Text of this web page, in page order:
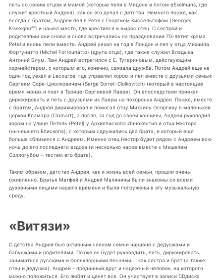
петь со своим отцом и мамой (которые пели в Медоне и потом вExelmans, где
служит крестный Андрея), как он это делал с детства. Немного позже, как
всегда с братом, Андрей пел в Petel с Георгием Киссельгофом (Georges
Kisselghoff) и нашел место, где крестился и вырос отец. С сестрой и
родителями они снова и снова встречались на праздновании 70-летия храма
Petel и вновь пели вместе. Андрей уехал на год в Лондон и пел у отца Михаила
Фортунатто (Michel Fortounatto) (друга отца), где также служил Владыка
Антоний Блум. Там Андрей встретился с Е. Тугариновым, действующим
хормейстером, с которым его, конечно, связала дружба. Потом Андрей еще на
один год уехал в Lecourbe, где управлял хором и пел вместе с друзьями семьи:
Сергеем Соре-Циолковичем (Serge Sorret-Ciolkovitch) (который в настоящее
время монах и поет в Троице-Сергиевой Лавре). Он впоследствии приехал
дирижировать и петь с друзьями из Лавры на похоронах Андрея. Позже, вместе
с братом, Андрей дирижировал и помогал отцу Михаилу Осоргину в маленькой
церкви Кламара (Clamart), а после, за год до своей кончины, Андрей руководил
хором на улице Петель (Petel) у Архиепископа Иннокентия и отца Нестора
(нынешнего Епископа), с которым сдружились два брата, и который еще
больше сблизился с Андреем. Именно отец Нестор будет рядом с Андреем всю
ночь до его последнего вздоха (и несколько часов вместе с Мишелем
Соллогубом – тестем его брата).
Таким образом, детство Андрея, как и жизнь всей семьи, прошли очень
оживленно. Братья Матфей и Андрей Малинины были знакомы со всеми
духовными лицами нашего времени и были погружены в эту музыкальную
среду.
«Витязи»
С детства Андрей был активным членом семьи наравне с дедушками и
бабушками и родителями. Позже он будет руководить, петь, дирижировать,
заниматься русскими и фольклорными песнями … как сестра и брат (а также
отец и дедушка). Андрей - преданный друг и надежный человек, на которого
можно положиться. Его любят и ценят все. Он участвует в записи CDдиска